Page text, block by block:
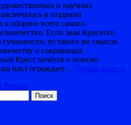
и научных
в создании
обороне всего самого
Если знак Красного
то такого же смысла
о сокровищах
Крест печётся о телесно
пакт ограждает… Читать далее »
Рериха